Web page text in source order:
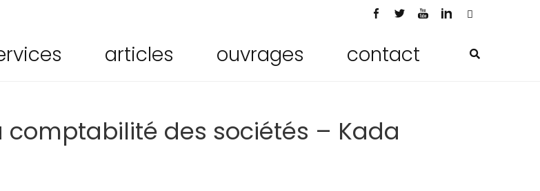
articles ouvrages contact
comptabilité des sociétés – Kada